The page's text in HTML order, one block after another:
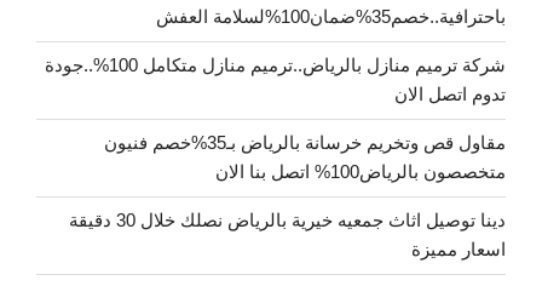
باحترافية..خصم35%ضمان100%لسلامة العفش
شركة ترميم منازل بالرياض..ترميم منازل متكامل 100%..جودة
تدوم اتصل الان
مقاول قص وتخريم خرسانة بالرياض بـ35%خصم فنيون
متخصصون بالرياض100% اتصل بنا الان
دينا توصيل اثاث جمعيه خيرية بالرياض نصلك خلال 30 دقيقة
اسعار مميزة